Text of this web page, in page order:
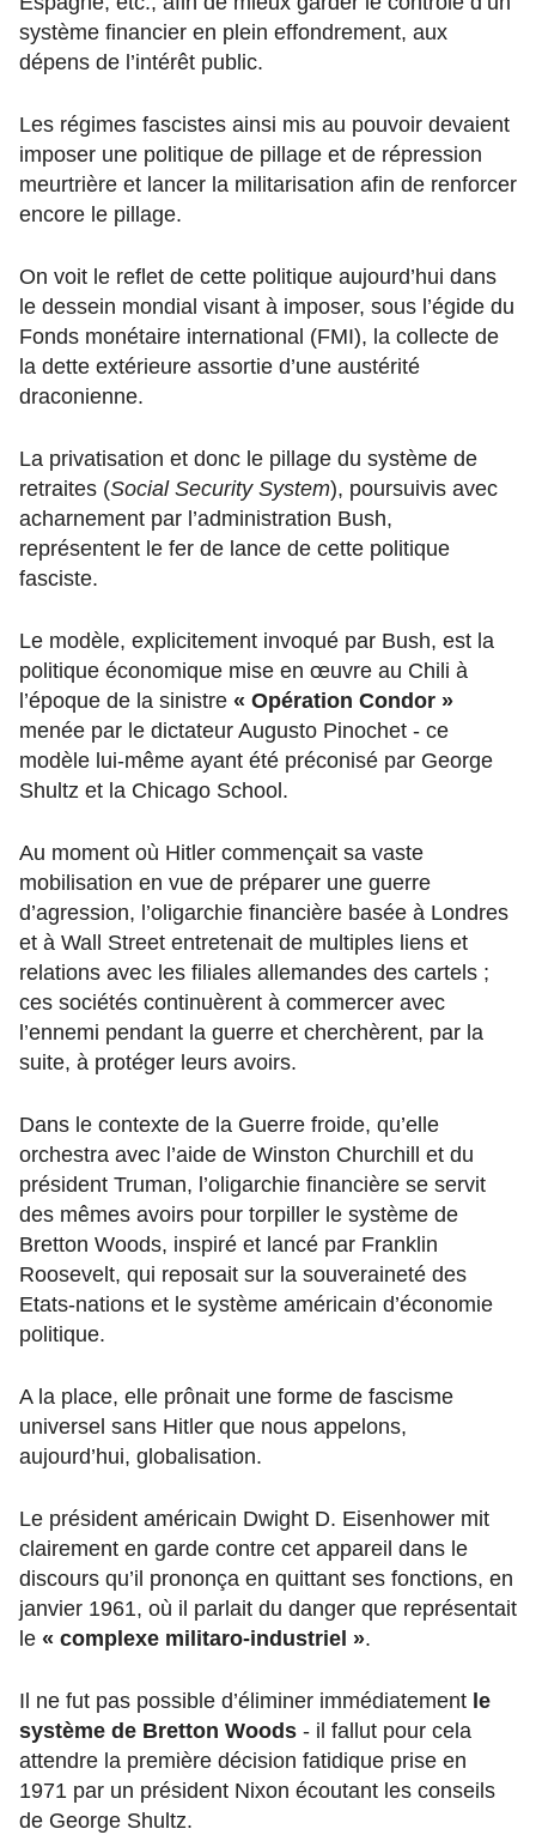
système financier en plein effondrement, aux
dépens de l’intérêt public.
Les régimes fascistes ainsi mis au pouvoir devaient
imposer une politique de pillage et de répression
meurtrière et lancer la militarisation afin de renforcer
encore le pillage.
On voit le reflet de cette politique aujourd’hui dans
le dessein mondial visant à imposer, sous l’égide du
Fonds monétaire international (FMI), la collecte de
la dette extérieure assortie d’une austérité
draconienne.
La privatisation et donc le pillage du système de
retraites (Social Security System), poursuivis avec
acharnement par l’administration Bush,
représentent le fer de lance de cette politique
fasciste.
Le modèle, explicitement invoqué par Bush, est la
politique économique mise en œuvre au Chili à
l’époque de la sinistre « Opération Condor »
menée par le dictateur Augusto Pinochet - ce
modèle lui-même ayant été préconisé par George
Shultz et la Chicago School.
Au moment où Hitler commençait sa vaste
mobilisation en vue de préparer une guerre
d’agression, l’oligarchie financière basée à Londres
et à Wall Street entretenait de multiples liens et
relations avec les filiales allemandes des cartels ;
ces sociétés continuèrent à commercer avec
l’ennemi pendant la guerre et cherchèrent, par la
suite, à protéger leurs avoirs.
Dans le contexte de la Guerre froide, qu’elle
orchestra avec l’aide de Winston Churchill et du
président Truman, l’oligarchie financière se servit
des mêmes avoirs pour torpiller le système de
Bretton Woods, inspiré et lancé par Franklin
Roosevelt, qui reposait sur la souveraineté des
Etats-nations et le système américain d’économie
politique.
A la place, elle prônait une forme de fascisme
universel sans Hitler que nous appelons,
aujourd’hui, globalisation.
Le président américain Dwight D. Eisenhower mit
clairement en garde contre cet appareil dans le
discours qu’il prononça en quittant ses fonctions, en
janvier 1961, où il parlait du danger que représentait
le « complexe militaro-industriel ».
Il ne fut pas possible d’éliminer immédiatement le
système de Bretton Woods - il fallut pour cela
attendre la première décision fatidique prise en
1971 par un président Nixon écoutant les conseils
de George Shultz.